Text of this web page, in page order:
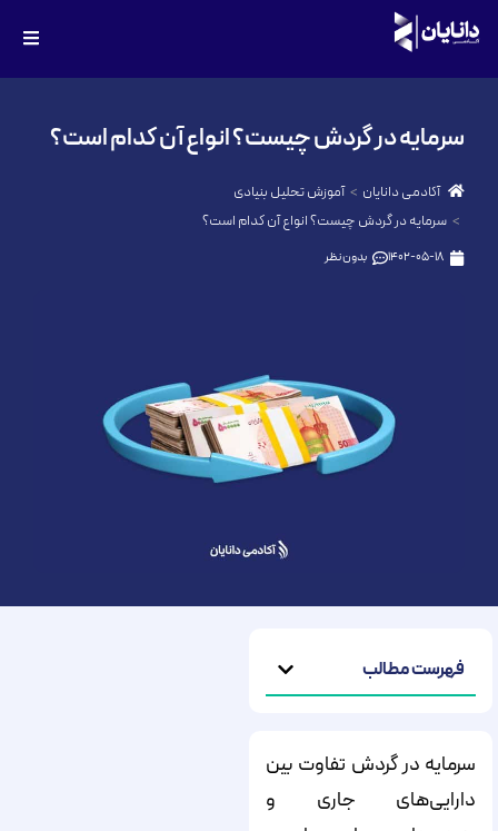
سرمایه در گردش چیست؟ انواع آن کدام است؟
آکادمی دانایان
آموزش تحلیل بنیادی
سرمایه در گردش چیست؟ انواع آن کدام است؟
1402-05-18 بدون نظر
فهرست مطالب
سرمایه در گردش تفاوت بین
دارایی‌های جاری و